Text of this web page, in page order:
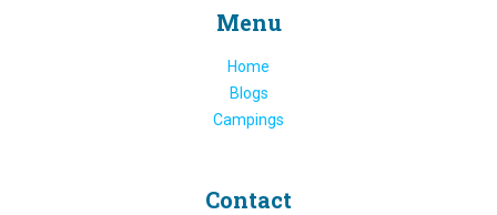
Menu
Home
Blogs
Campings
Contact